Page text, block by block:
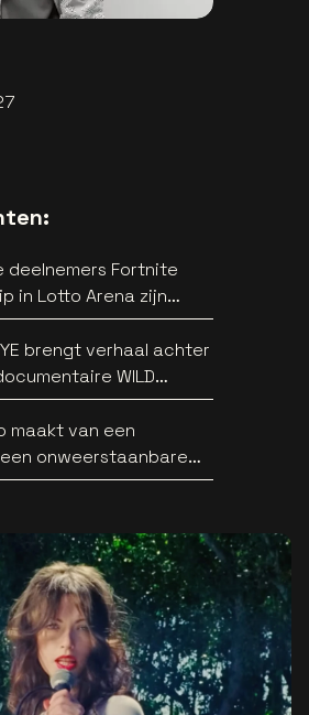
deelnemers Fortnite
in Lotto Arena zijn
brengt verhaal achter
WILD
maakt van een
onweerstaanbare